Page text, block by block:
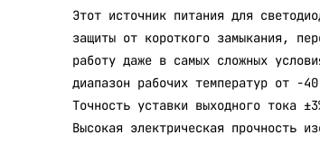
Этот источник питания для
защиты от короткого замыкания,
работу даже в самых сложных
диапазон рабочих температур от -
Точность уставки выходного тока
Высокая электрическая прочность